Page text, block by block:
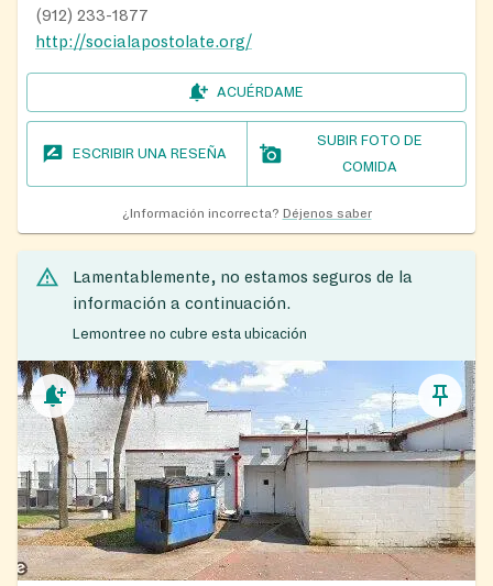
(912) 233-1877
http://socialapostolate.org/
ACUÉRDAME
ESCRIBIR UNA RESEÑA
SUBIR FOTO DE
COMIDA
¿Información incorrecta? Déjenos saber
Lamentablemente, no estamos seguros de la
información a continuación.
Lemontree no cubre esta ubicación